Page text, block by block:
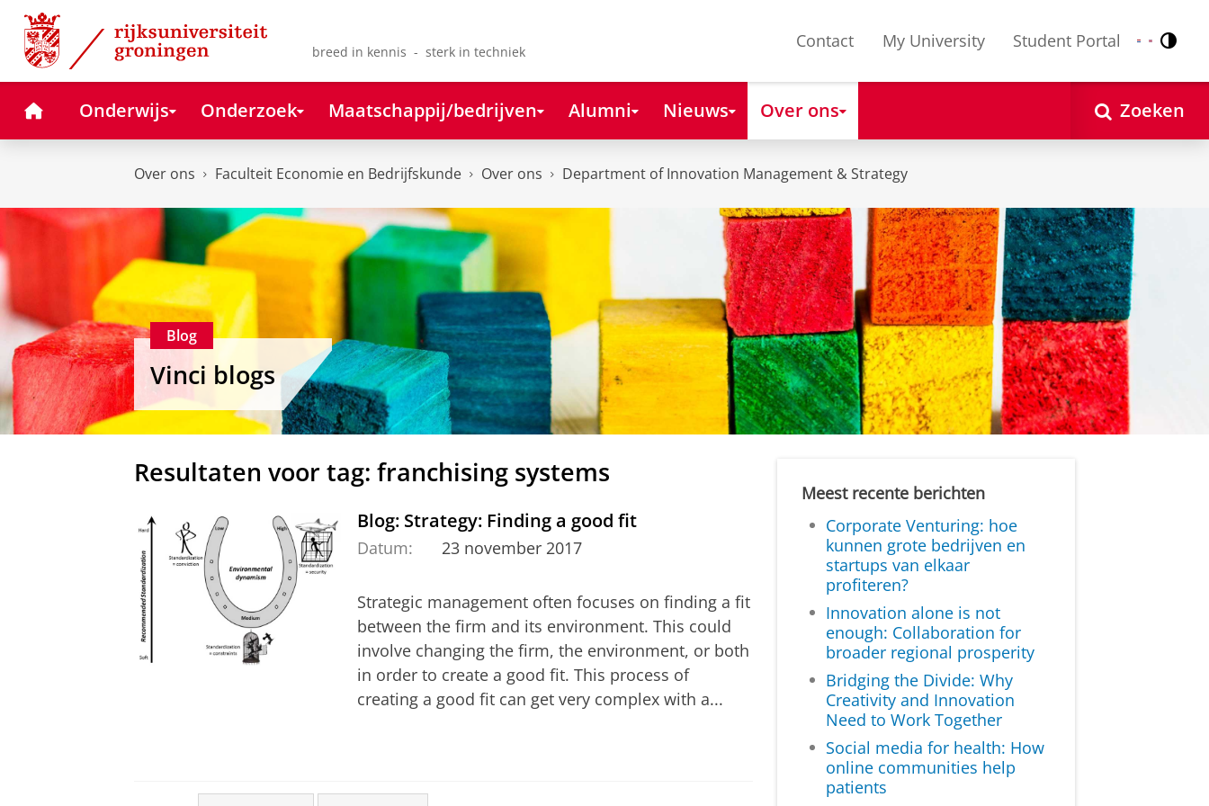
Skip
Content
Skip
Navigation
breed in kennis - sterk in techniek
Contact My University Student Portal Nederlands
English
HomeOnderwijs Onderzoek Maatschappij/bedrijven Alumni Nieuws Over ons Zoeken
Over ons Faculteit Economie en Bedrijfskunde Over ons Department of Innovation Management & Strategy
Blog
Vinci blogs
Resultaten voor tag: franchising systems
Blog: Strategy: Finding a good fit
Datum: 23 november 2017
Strategic management often focuses on finding a fit
between the firm and its environment. This could
involve changing the firm, the environment, or both
in order to create a good fit. This process of
creating a good fit can get very complex with a...
Meest recente berichten
Corporate Venturing: hoe
kunnen grote bedrijven en
startups van elkaar
profiteren?
Innovation alone is not
enough: Collaboration for
broader regional prosperity
Bridging the Divide: Why
Creativity and Innovation
Need to Work Together
Social media for health: How
online communities help
patients